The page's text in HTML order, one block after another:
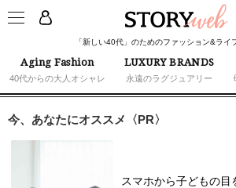
「新しい40代」のためのファッション&ライ
Aging Fashion
40代からの大人オシャレ
LUXURY BRANDS
永遠のラグジュアリー
今、あなたにオススメ〈PR〉
スマホから子どもの